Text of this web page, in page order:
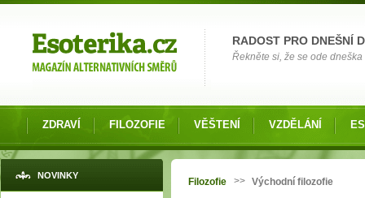
RADOST PRO DNEŠNÍ
Řekněte si, že se ode
ZDRAVÍ FILOZOFIE VĚŠTENÍ VZDĚLÁNÍ
NOVINKY Jste zde
Filozofie >> Východní filozofie